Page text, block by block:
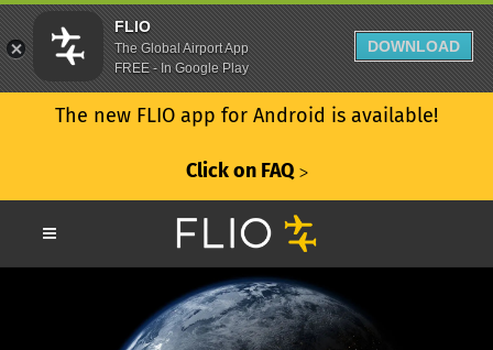
The new FLIO app for Android is available!
Click on FAQ ᐳ
FLIO
The Global Airport App
FREE - In Google Play
DOWNLOAD